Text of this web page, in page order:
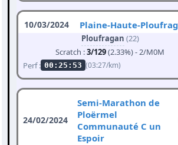
10/03/2024 Plaine-Haute-
Ploufragan (22)
Scratch :3/129(2.33%) - 2/M0M
Perf : 00:25:53 (03:27/km)
24/02/2024
Semi-Marathon de
Ploërmel
Communauté C un
Espoir